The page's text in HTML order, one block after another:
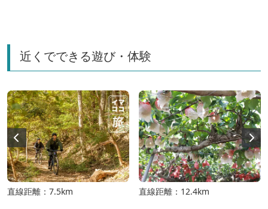
近くでできる遊び・体験
直線距離：7.5km 直線距離：12.4km